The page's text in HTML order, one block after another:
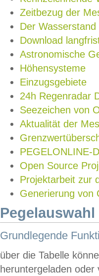
Zeitbezug der
Der Wasserstand
Download
Astronomische
Höhensysteme
Einzugsgebiete
24h Regenradar
Seezeichen von
Aktualität der
PEGELONLINE-
Open Source
Projektarbeit zur
Generierung von
Grundlegende
über die Tabelle
heruntergeladen oder